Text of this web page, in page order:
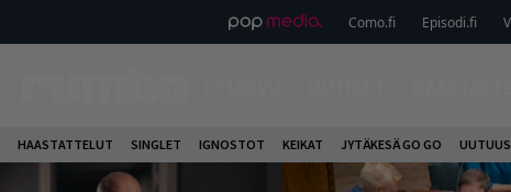
Como.fi Episodi.fi
HAASTATTELUT SINGLET IGNOSTOT KEIKAT JYTÄKESÄ GO GO